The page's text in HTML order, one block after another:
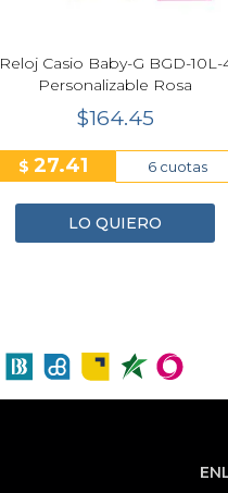
Reloj Casio Baby-G BGD-10L-
Personalizable Rosa
$164.45
$ 27.41 6 cuotas
LO QUIERO